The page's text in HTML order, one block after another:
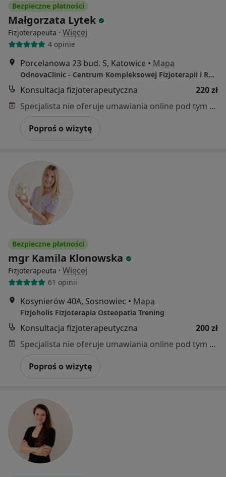
Bezpieczne płatności
Małgorzata Lytek
Fizjoterapeuta · Więcej
4 opinie
Porcelanowa 23 bud. S, Katowice • Mapa
OdnovaClinic - Centrum Kompleksowej Fizjoterapii i Rehabilitacji
Konsultacja fizjoterapeutyczna
220 zł
Specjalista nie oferuje umawiania online pod tym adresem.
Poproś o wizytę
Bezpieczne płatności
mgr Kamila Klonowska
Fizjoterapeuta · Więcej
61 opinii
Kosynierów 40A, Sosnowiec • Mapa
Fizjoholis Fizjoterapia Osteopatia Trening
Konsultacja fizjoterapeutyczna
200 zł
Specjalista nie oferuje umawiania online pod tym adresem.
Poproś o wizytę